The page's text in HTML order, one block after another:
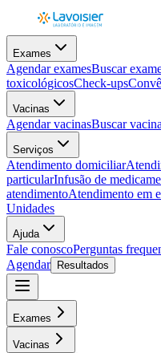
Exames
Agendar examesBuscar
toxicológicosCheck-ups
Vacinas
Agendar vacinasBuscar
Serviços
Atendimento domiciliar
particularInfusão de
atendimentoAtendimento em
Unidades
Ajuda
Fale conoscoPerguntas
Agendar
Resultados
Exames
Vacinas